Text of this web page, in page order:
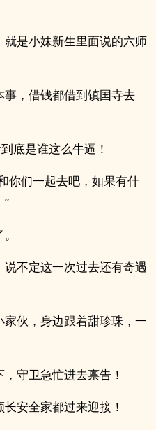
是小妹新生里面说的六师
，借钱都借到镇国寺去
底是谁这么牛逼！
你们一起去吧，如果有什
说不定这一次过去还有奇遇
伙，身边跟着甜珍珠，一
守卫急忙进去禀告！
安全家都过来迎接！